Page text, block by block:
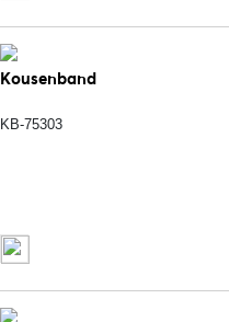
Kousenband
KB-75303